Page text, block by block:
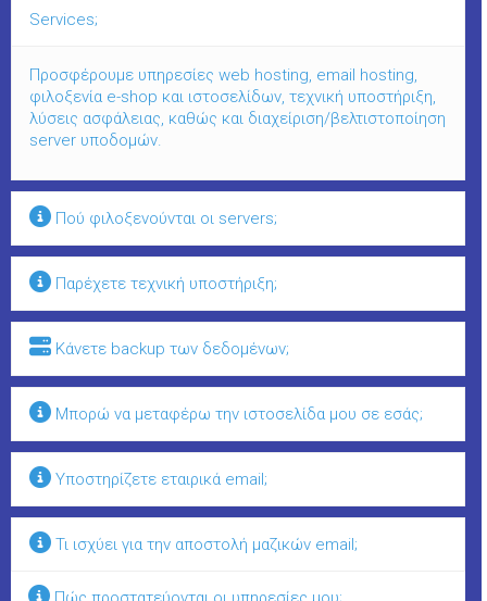
Services;
Προσφέρουμε υπηρεσίες web hosting, email hosting,
φιλοξενία e-shop και ιστοσελίδων, τεχνική υποστήριξη,
λύσεις ασφάλειας, καθώς και διαχείριση/βελτιστοποίηση
server υποδομών.
Πού φιλοξενούνται οι servers;
Παρέχετε τεχνική υποστήριξη;
Κάνετε backup των δεδομένων;
Μπορώ να μεταφέρω την ιστοσελίδα μου σε εσάς;
Υποστηρίζετε εταιρικά email;
Τι ισχύει για την αποστολή μαζικών email;